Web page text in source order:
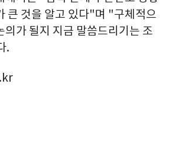
큰 것을 알고 있다"며 "구체적으
의가 될지 지금 말씀드리기는 조
.